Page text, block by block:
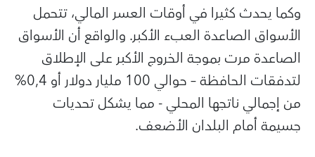
وكما يحدث كثيرا في أوقات العسر المالي، تتحمل
الأسواق الصاعدة العبء الأكبر. والواقع أن الأسواق
الصاعدة مرت بموجة الخروج الأكبر على الإطلاق
لتدفقات الحافظة – حوالي 100 مليار دولار أو 0,4%
من إجمالي ناتجها المحلي - مما يشكل تحديات
جسيمة أمام البلدان الأضعف.